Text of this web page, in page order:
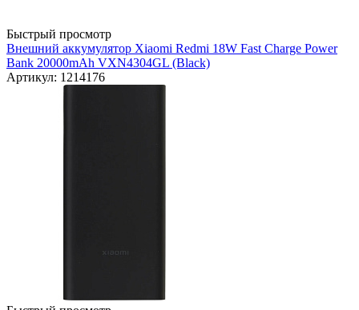
Быстрый просмотр
Внешний аккумулятор Xiaomi Redmi 18W Fast Charge Power
Bank 20000mAh VXN4304GL (Black)
Артикул: 1214176